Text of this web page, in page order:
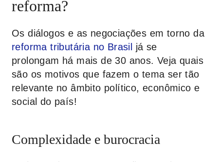
reforma?
Os diálogos e as negociações em torno da
reforma tributária no Brasil
já se
prolongam há mais de 30 anos. Veja quais
são os motivos que fazem o tema ser tão
relevante no âmbito político, econômico e
social do país!
Complexidade e burocracia